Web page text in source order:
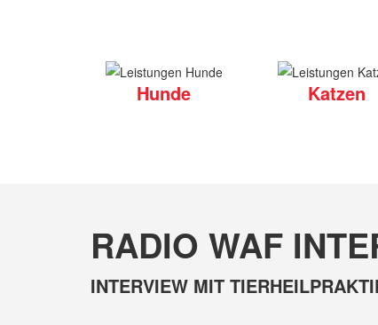
Hunde Katzen
RADIO WAF
INTERVIEW MIT